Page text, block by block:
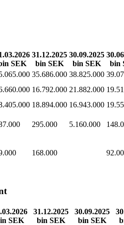
SEK
31.12.2025
bin SEK
30.09.2025
bin SEK
bin
35.686.000 38.825.000
16.792.000 21.882.000
18.894.000 16.943.000
295.000 5.160.000
168.000
SEK
31.12.2025
bin SEK
30.09.2025
bin SEK